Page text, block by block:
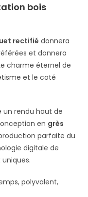
bois
rectifié donnera
et donnera
charme éternel de
et le coté
un rendu haut de
en grès
parfaite du
digitale de
polyvalent,